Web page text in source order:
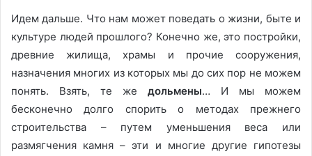
Идем дальше. Что нам может поведать о жизни, быте и
культуре людей прошлого? Конечно же, это постройки,
древние жилища, храмы и прочие сооружения,
назначения многих из которых мы до сих пор не можем
понять. Взять, те же дольмены… И мы можем
бесконечно долго спорить о методах прежнего
строительства – путем уменьшения веса или
размягчения камня – эти и многие другие гипотезы